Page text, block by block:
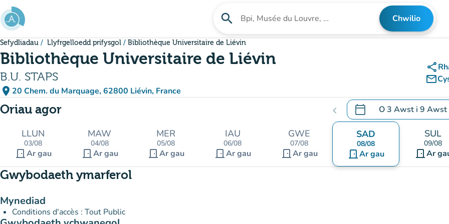
Mynd i'r prif gynnwys
search Chwilio am sefydliad Chwilio
Sefydliadau Llyfrgelloedd prifysgol Bibliothèque Universitaire de Liévin
Bibliothèque Universitaire de Liévin
B.U. STAPS
place 20 Chem. du Marquage, 62800 Liévin, France
(agor yn Google Maps)
(tab newydd)
share
mail_outline
Oriau agor chevron_left calendar_today O3 Awst i 9 Awst
.Agor y calendr i newid
LLUN
03/08
door_frontAr gau
MAW
04/08
door_front Ar gau
MER
05/08
door_frontAr gau
IAU
06/08
door_front Ar gau
GWE
07/08
door_front Ar gau
SAD
08/08
door_frontAr gau
SUL
09/08
door_front Ar
Gwybodaeth ymarferol
Mynediad
Conditions d'accès : Tout Public